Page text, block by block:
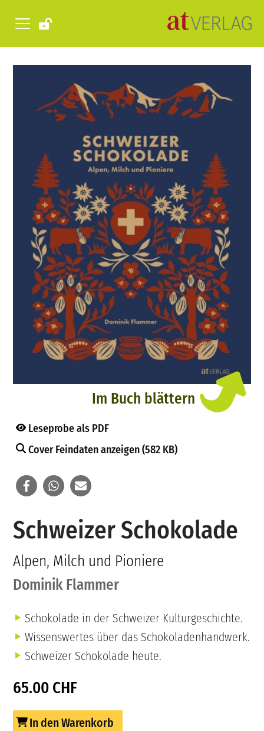
Im Buch blättern
Leseprobe als PDF
Cover Feindaten anzeigen (582 KB)
Schweizer Schokolade
Alpen, Milch und Pioniere
Dominik Flammer
Schokolade in der Schweizer Kulturgeschichte.
Wissenswertes über das Schokoladenhandwerk.
Schweizer Schokolade heute.
65.00 CHF
In den Warenkorb